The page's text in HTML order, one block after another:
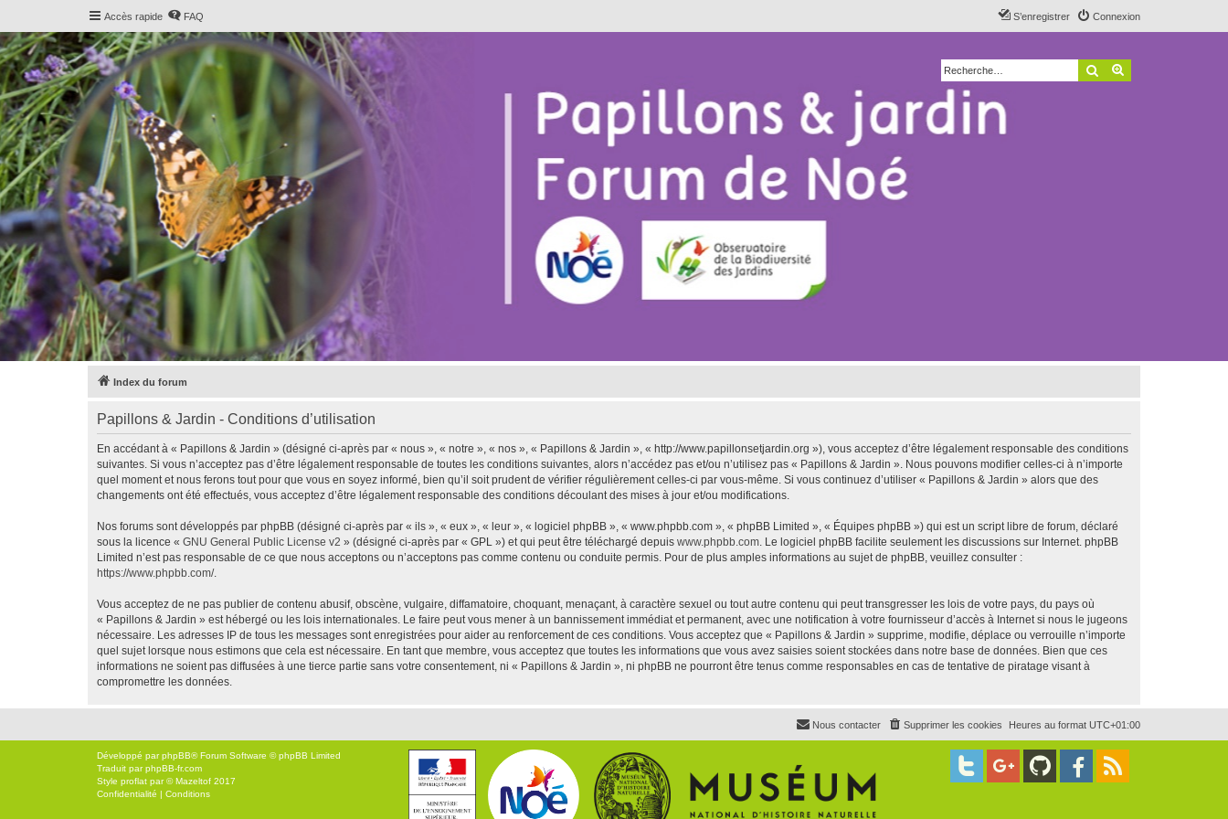
Accès rapide FAQ Connexion
S’enregistrer
Rechercher
Index du forum
Papillons & Jardin - Conditions d’utilisation
En accédant à « Papillons & Jardin » (désigné ci-après par « nous », « notre », « nos », « Papillons & Jardin », « http://www.papillonsetjardin.org »), vous acceptez d’être légalement responsable des conditions
suivantes. Si vous n’acceptez pas d’être légalement responsable de toutes les conditions suivantes, alors n’accédez pas et/ou n’utilisez pas « Papillons & Jardin ». Nous pouvons modifier celles-ci à n’importe
quel moment et nous ferons tout pour que vous en soyez informé, bien qu’il soit prudent de vérifier régulièrement celles-ci par vous-même. Si vous continuez d’utiliser « Papillons & Jardin » alors que des
changements ont été effectués, vous acceptez d’être légalement responsable des conditions découlant des mises à jour et/ou modifications.
Nos forums sont développés par phpBB (désigné ci-après par « ils », « eux », « leur », « logiciel phpBB », « www.phpbb.com », « phpBB Limited », « Équipes phpBB ») qui est un script libre de forum, déclaré
sous la licence « GNU General Public License v2 » (désigné ci-après par « GPL ») et qui peut être téléchargé depuis www.phpbb.com. Le logiciel phpBB facilite seulement les discussions sur Internet. phpBB
Limited n’est pas responsable de ce que nous acceptons ou n’acceptons pas comme contenu ou conduite permis. Pour de plus amples informations au sujet de phpBB, veuillez consulter :
https://www.phpbb.com/.
Vous acceptez de ne pas publier de contenu abusif, obscène, vulgaire, diffamatoire, choquant, menaçant, à caractère sexuel ou tout autre contenu qui peut transgresser les lois de votre pays, du pays où
« Papillons & Jardin » est hébergé ou les lois internationales. Le faire peut vous mener à un bannissement immédiat et permanent, avec une notification à votre fournisseur d’accès à Internet si nous le jugeons
nécessaire. Les adresses IP de tous les messages sont enregistrées pour aider au renforcement de ces conditions. Vous acceptez que « Papillons & Jardin » supprime, modifie, déplace ou verrouille n’importe
quel sujet lorsque nous estimons que cela est nécessaire. En tant que membre, vous acceptez que toutes les informations que vous avez saisies soient stockées dans notre base de données. Bien que ces
informations ne soient pas diffusées à une tierce partie sans votre consentement, ni « Papillons & Jardin », ni phpBB ne pourront être tenus comme responsables en cas de tentative de piratage visant à
compromettre les données.
Heures au format UTC+01:00
Supprimer les cookies
Nous contacter
Développé parphpBB® Forum Software © phpBB Limited
Traduit parphpBB-fr.com
Style proflat par ©Mazeltof 2017
Confidentialité | Conditions